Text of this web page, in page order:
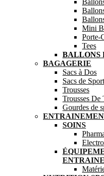
Mini
Porte-
Tees
BALLONS
BAGAGERIE
Sacs à Dos
Sacs de Sport
Trousses
Trousses De
Gourdes de
SOINS